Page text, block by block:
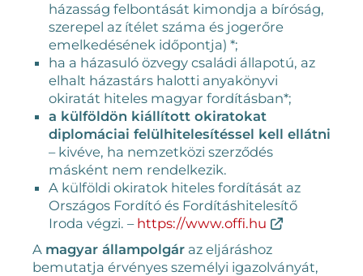
házasság felbontását kimondja a bíróság,
szerepel az ítélet száma és jogerőre
emelkedésének időpontja) *;
ha a házasuló özvegy családi állapotú, az
elhalt házastárs halotti anyakönyvi
okiratát hiteles magyar fordításban*;
a külföldön kiállított okiratokat
diplomáciai felülhitelesítéssel kell ellátni
– kivéve, ha nemzetközi szerződés
másként nem rendelkezik.
A külföldi okiratok hiteles fordítását az
Országos Fordító és Fordításhitelesítő
Iroda végzi. – https://www.offi.hu
A magyar állampolgáraz eljáráshoz
bemutatja érvényes személyi igazolványát,